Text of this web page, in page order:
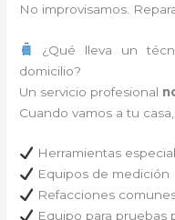
No improvisamos.
¿Qué lleva un
domicilio?
Un servicio profesional
Cuando vamos a tu
Herramientas
Equipos de medición
Refacciones
Equipo para pruebas